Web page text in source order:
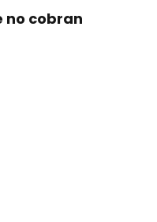
no cobran